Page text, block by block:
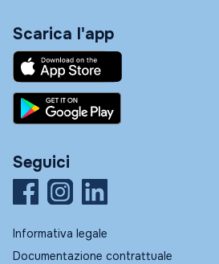
Scarica l'app
Seguici
Informativa legale
Documentazione contrattuale